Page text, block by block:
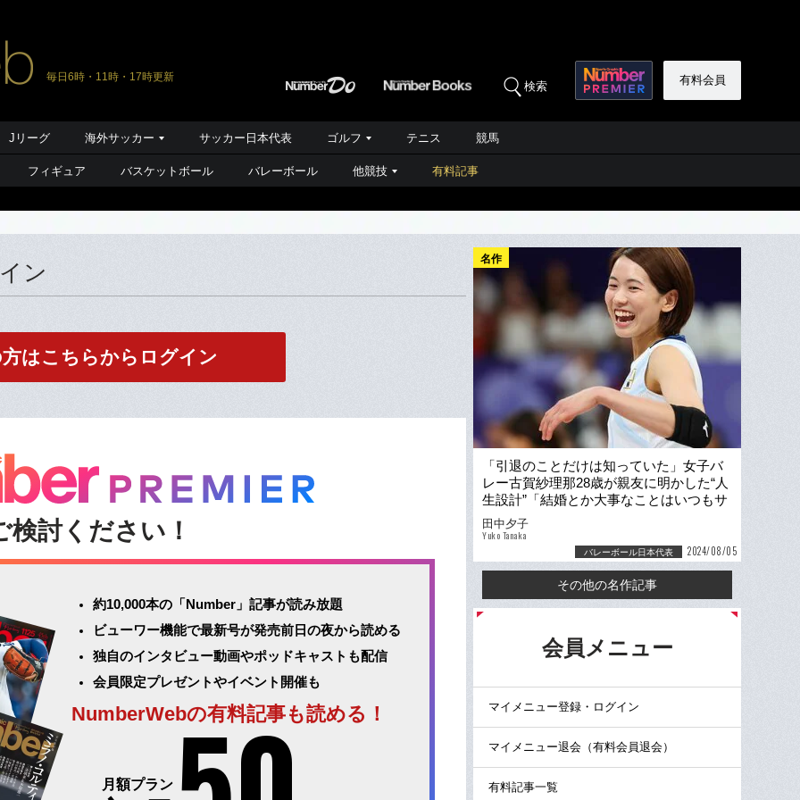
毎日6時・11時・17時更新
検索 有料会員
Jリーグ 海外サッカー サッカー日本代表 ゴルフ テニス 競馬
フィギュア バスケットボール バレーボール 他競技 有料記事
ン
はこちらからログイン
検討ください！
約10,000本の「Number」記事が読み放題
ビューワー機能で最新号が発売前日の夜から読める
独自のインタビュー動画やポッドキャストも配信
会員限定プレゼントやイベント開催も
NumberWebの有料記事も読める！
月額プラン
名作
「引退のことだけは知っていた」女子バ
レー古賀紗理那28歳が親友に明かした“人
生設計”「結婚とか大事なことはいつもサ
ラリと言うのに…」
田中夕子
Yuko Tanaka
バレーボール日本代表 2024/08/05
その他の名作記事
会員メニュー
マイメニュー登録・ログイン
マイメニュー退会（有料会員退会）
有料記事一覧